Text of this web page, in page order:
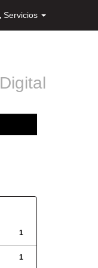
Servicios
Digital
1
1